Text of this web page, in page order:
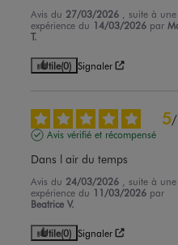
Avis du 27/03/2026
, suite à une
expérience du 14/03/2026 par
T.
Utile(0) Signaler
5/
Avis vérifié et récompensé
Dans l air du temps
Avis du 24/03/2026
, suite à une
expérience du 11/03/2026 par
Beatrice V.
Utile(0) Signaler